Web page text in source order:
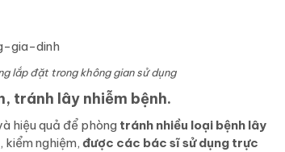
lắp đặt trong không gian sử dụng
tránh lây nhiễm bệnh.
hiệu quả để phòng tránh nhiều loại bệnh lây
kiểm nghiệm, được các bác sĩ sử dụng trực